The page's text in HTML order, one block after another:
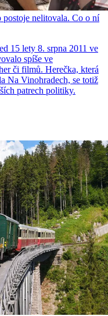
nelitovala. Co o ní
15 lety 8. srpna 2011 ve
spíše ve
či filmů. Herečka, která
Na Vinohradech, se totiž
patrech politiky.